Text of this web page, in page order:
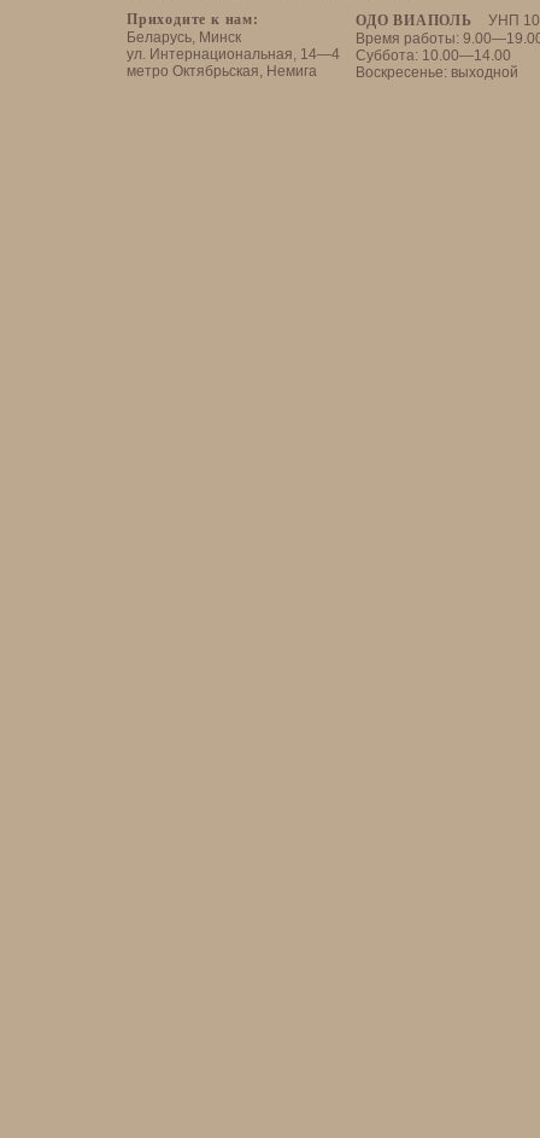
ОДО ВИАПОЛЬ
УНП
Время работы:
Суббота: 10.00—14.00
Воскресенье: выходной
Приходите к нам:
Беларусь, Минск
ул. Интернациональная, 14—4
метро Октябрьская, Немига